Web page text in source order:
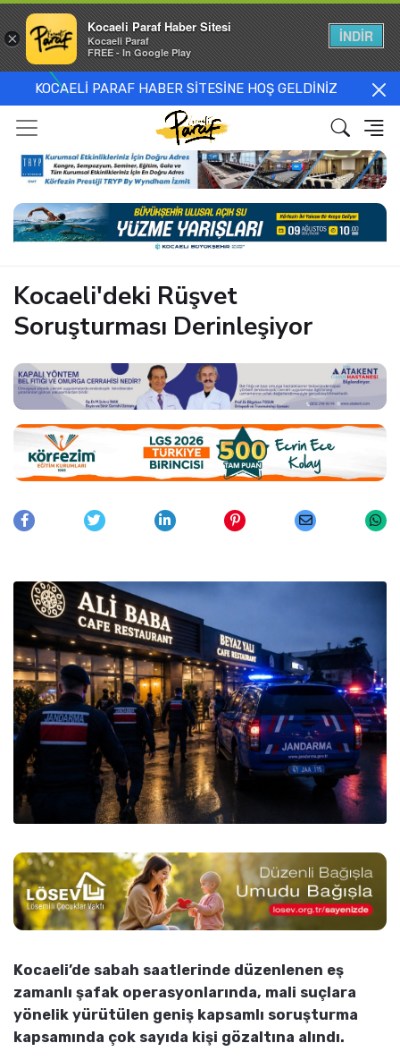
KOCAELİ PARAF HABER SİTESİNE HOŞ GELDİNİZ
Kocaeli'deki Rüşvet
Soruşturması Derinleşiyor
Kocaeli’de sabah saatlerinde düzenlenen eş
zamanlı şafak operasyonlarında, mali suçlara
yönelik yürütülen geniş kapsamlı soruşturma
kapsamında çok sayıda kişi gözaltına alındı.
×
Kocaeli Paraf Haber Sitesi
Kocaeli Paraf
FREE - In Google Play
İNDİR